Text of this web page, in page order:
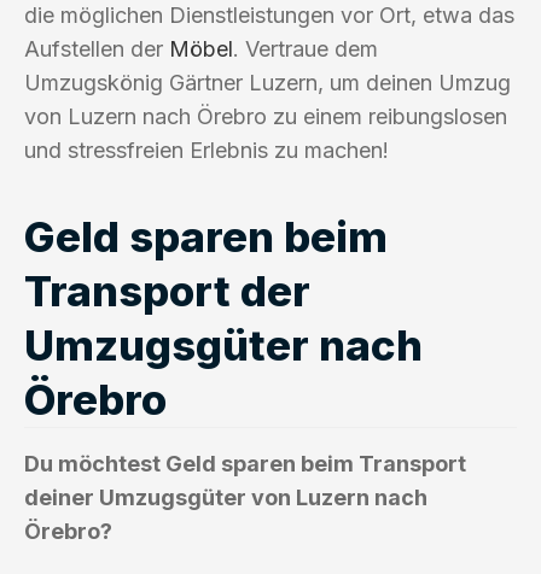
die möglichen Dienstleistungen vor Ort, etwa das
Aufstellen der Möbel. Vertraue dem
Umzugskönig Gärtner Luzern, um deinen Umzug
von Luzern nach Örebro zu einem reibungslosen
und stressfreien Erlebnis zu machen!
Geld sparen beim
Transport der
Umzugsgüter nach
Örebro
Du möchtest Geld sparen beim Transport
deiner Umzugsgüter von Luzern nach
Örebro?